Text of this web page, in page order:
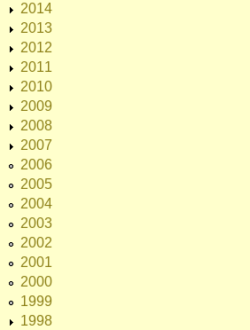
2014
2013
2012
2011
2010
2009
2008
2007
2006
2005
2004
2003
2002
2001
2000
1999
1998